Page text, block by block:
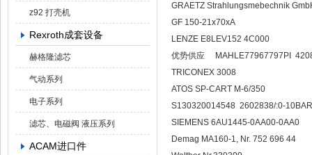
z92 打壳机
Rexroth成套设备
赫格隆滤芯
气动系列
电子系列
滤芯、电磁阀 液压系列
ACAM进口件
GRAETZ Strahlungsmebechnik
GF 150-21x70xA
LENZE E8LEV152 4C000
优势供应 MAHLE77967797PI
TRICONEX 3008
ATOS SP-CART M-6/350
S130320014548 2602838/:0-10BAR
SIEMENS 6AU1445-0AA00-0AA0
Demag MA160-1, Nr. 752 696 44